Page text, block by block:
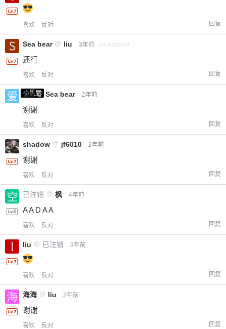
喜欢 反对 回复
Sea bear @ liu 3年前 via Android
还行
喜欢 反对 回复
小黑屋
爱X @ Sea bear 2年前
谢谢
喜欢 反对 回复
shadow @ jf6010 2年前
谢谢
喜欢 反对 回复
已注销 @ 枫 4年前
A A D A A
喜欢 反对 回复
liu @ 已注销 3年前
喜欢 反对 回复
海海 @ liu 2年前
谢谢
喜欢 反对 回复